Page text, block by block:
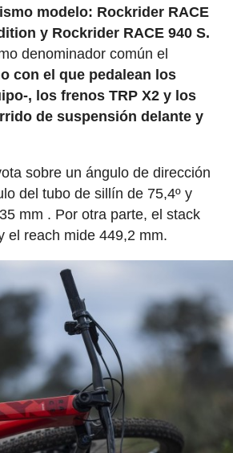
modelo: Rockrider RACE
y Rockrider RACE 940 S.
denominador común el
con el que pedalean los
, los frenos TRP X2 y los
de suspensión delante y
sobre un ángulo de dirección
del tubo de sillín de 75,4º y
mm . Por otra parte, el stack
el reach mide 449,2 mm.